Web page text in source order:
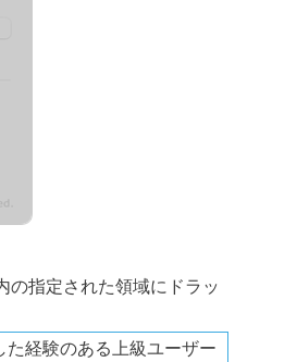
の指定された領域にドラッ
経験のある上級ユーザー